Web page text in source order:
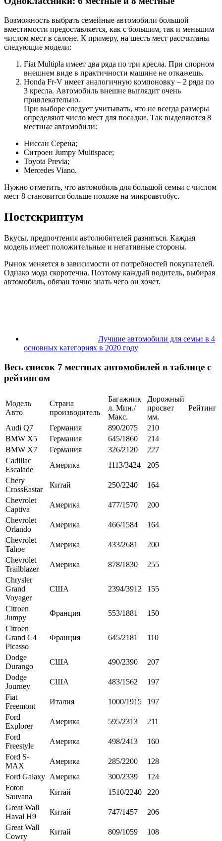
Возможность выбрать семейные автомобили большой
вместимости предоставляется, как с большим, так и меньшим
числом мест в салоне. К примеру, на шесть мест рассчитаны
следующие модели:
Fiat Multipla имеет два ряда по три кресла. При спорном
внешнем виде в практичности машине не откажешь.
Honda Fr-V имеет аналогичную компоновку – 2 ряда по
3 кресла. Автомобиль внешне выглядит очень
привлекательно.
При выборе следует учитывать, что не всегда размеры
определяют число мест для посадки. Так выделяются 8
местные автомобили:
Ниссан Серена;
Ситроен Jumpy Multispace;
Toyota Previa;
Mercedes Viano.
Нужно отметить, что автомобиль для большой семьи с числом
мест 8 становится больше похоже на микроавтобус.
Постскриптум
Вкусы, предпочтения автолюбителей разняться. Каждая
модель имеет положительные и негативные стороны.
Рынок меняется в зависимости от потребностей покупателей.
Однако мода скоротечна. Поэтому каждый водитель, выбирая
автомобиль, обязан точно знать чего он хочет.
Лучшие автомобили для семьи в 4
основных категориях в 2020 году
Весь список 7 местных автомобилей в таблице с
рейтингом
Модель
Авто
Страна
производитель
Багажник
л. Мин./
Макс.
Дорожный
просвет
мм.
Рейтинг
Audi Q7 Германия 890/2075
210
BMW X5
Германия 645/1860
214
BMW X7
Германия 326/2120
227
Cadillac
Escalade
Америка 1113/3424
205
Chery
CrossEastar
Китай 250/2240
164
Chevrolet
Captiva
Америка 477/1570
200
Chevrolet
Orlando
Америка 466/1584
164
Chevrolet
Tahoe
Америка 433/2681
200
Chevrolet
Trailblazer
Америка 878/1830
255
Chrysler
Grand
Voyager
США 2394/3912 155
Citroen
Jumpy
Франция 553/1881
150
Citroen
Grand C4
Picasso
Франция 645/2181 110
Dodge
Durango
США 490/2390
207
Dodge
Journey
США 483/1562
197
Fiat
Freemont
Италия 1000/1915
197
Ford
Explorer
Америка 595/2313
211
Ford
Freestyle
Америка 498/2413
160
Ford S-
MAX
Америка 285/2200
128
Ford Galaxy Америка 300/2339
124
Foton
Sauvana
Китай 1510/2240
220
Great Wall
Haval H9
Китай 747/1457
206
Great Wall
Cowry
Китай 809/1059
108